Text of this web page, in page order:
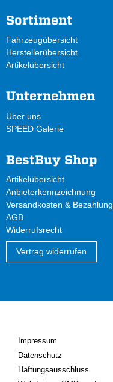
Sortiment
Fahrzeugübersicht
Herstellerübersicht
Artikelübersicht
Unternehmen
Über uns
SPEED Galerie
BestBuy Shop
Artikelübersicht
Anbieterkennzeichnung
Versandkosten & Bezahlung
AGB
Widerrufsrecht
Vertrag widerrufen
Impressum
Datenschutz
Haftungsausschluss